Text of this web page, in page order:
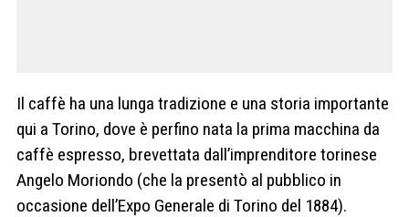
Il caffè ha una lunga tradizione e una storia importante
qui a Torino, dove è perfino nata la prima macchina da
caffè espresso, brevettata dall’imprenditore torinese
Angelo Moriondo (che la presentò al pubblico in
occasione dell’Expo Generale di Torino del 1884).